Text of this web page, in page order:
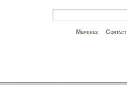
Contact
Membres